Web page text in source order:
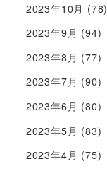
2023年10月 (78)
2023年9月 (94)
2023年8月 (77)
2023年7月 (90)
2023年6月 (80)
2023年5月 (83)
2023年4月 (75)